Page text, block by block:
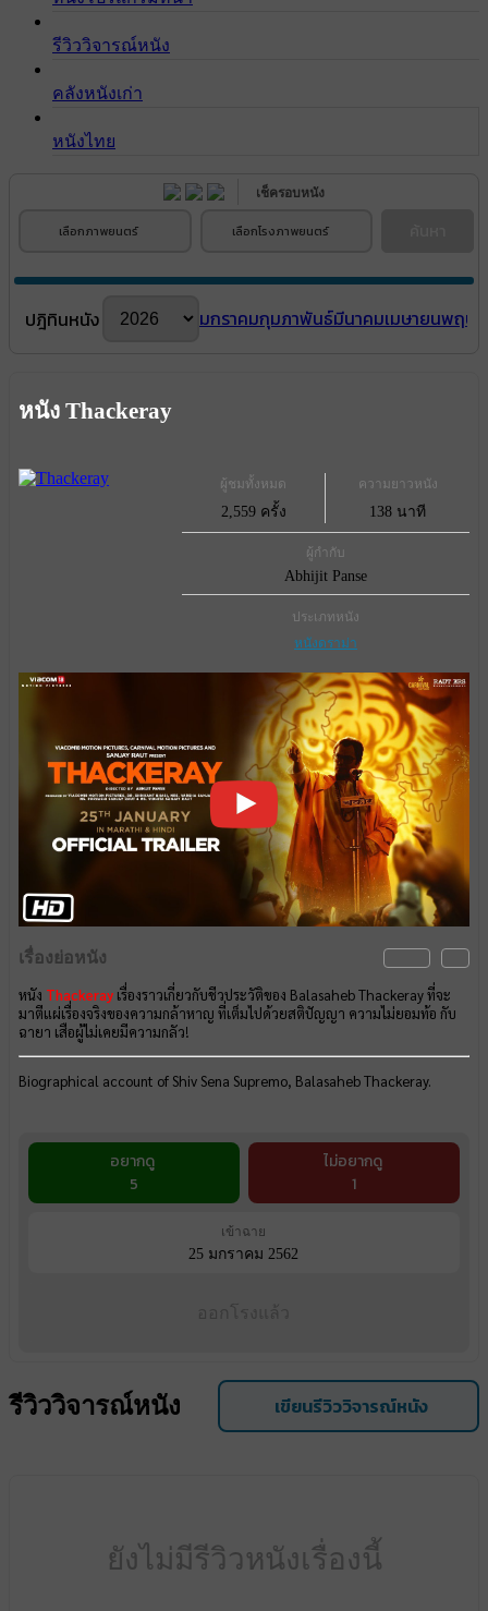
รีวิววิจารณ์หนัง
คลังหนังเก่า
หนังไทย
เช็ครอบหนัง
เลือกภาพยนตร์ เลือกโรงภาพยนตร์
ปฎิทินหนัง มกราคมกุมภาพันธ์มีนาคมเมษายนพฤษ
ผู้ชมทั้งหมด
2,559 ครั้ง
ความยาวหนัง
138 นาที
ผู้กำกับ
Abhijit Panse
ประเภทหนัง
หนังดราม่า
หนัง Thackeray
เรื่องย่อหนัง
หนัง Thackeray เรื่องราวเกี่ยวกับชีวประวัติของ Balasaheb Thackeray ที่จะ
มาตีแผ่เรื่องจริงของความกล้าหาญ ที่เต็มไปด้วยสติปัญญา ความไม่ยอมท้อ กับ
ฉายา เสือผู้ไม่เคยมีความกลัว!
Biographical account of Shiv Sena Supremo, Balasaheb Thackeray.
อยากดู
5
ไม่อยากดู
1
เข้าฉาย
25 มกราคม 2562
รีวิววิจารณ์หนัง เขียนรีวิววิจารณ์หนัง
ยังไม่มีรีวิวหนังเรื่องนี้